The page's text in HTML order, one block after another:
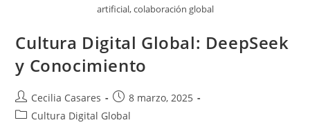
artificial, colaboración global
Cultura Digital Global: DeepSeek
y Conocimiento
Autor
de
Cecilia Casares
Entrada
publicada:
8 marzo, 2025
Categoría
Cultura Digital Global